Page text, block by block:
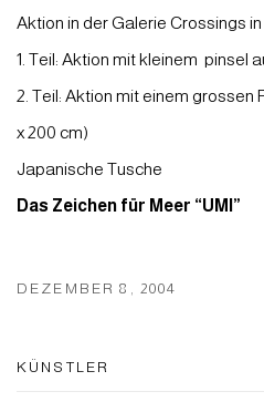
Aktion in der Galerie Crossings in
1. Teil: Aktion mit kleinem pinsel
2. Teil: Aktion mit einem grossen
x 200 cm)
Japanische Tusche
Das Zeichen für Meer “UMI”
DEZEMBER 8, 2004
KÜNSTLER